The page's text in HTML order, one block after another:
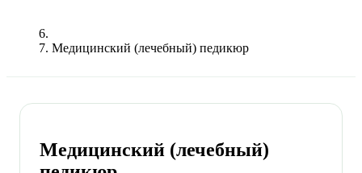
Медицинский (лечебный) педикюр
Медицинский (лечебный)